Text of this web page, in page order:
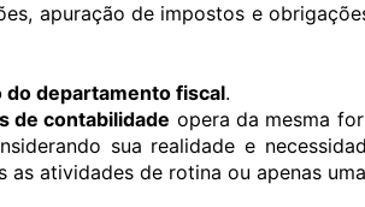
apuração de impostos e
do departamento fiscal.
de contabilidade opera da mesma
sua realidade e
as atividades de rotina ou apenas